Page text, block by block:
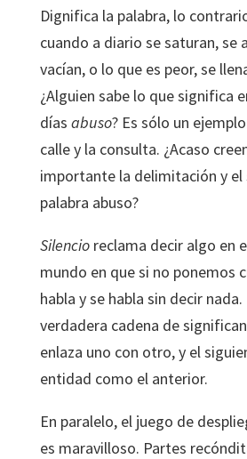
Dignifica la palabra, lo
cuando a diario se saturan, se
vacían, o lo que es peor, se
¿Alguien sabe lo que significa
días abuso? Es sólo un
calle y la consulta. ¿Acaso
importante la delimitación y el
palabra abuso?
Silencioreclama decir algo en
mundo en que si no ponemos
habla y se habla sin decir
verdadera cadena de
enlaza uno con otro, y el
entidad como el anterior.
En paralelo, el juego de
es maravilloso. Partes